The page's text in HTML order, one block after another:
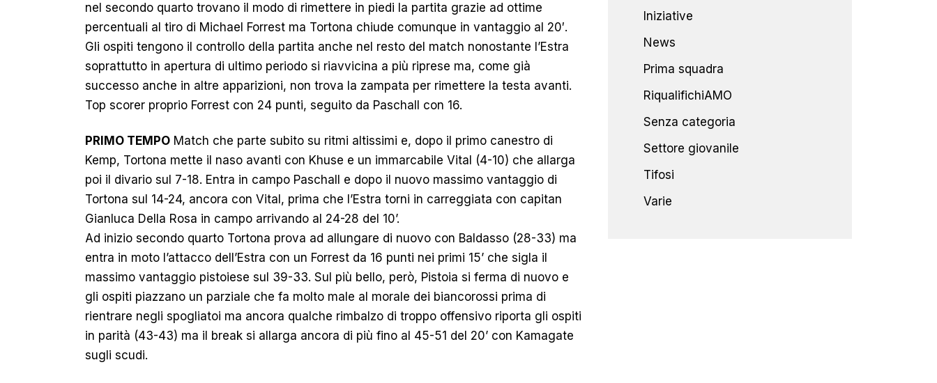
nel secondo quarto trovano il modo di rimettere in piedi la partita grazie ad ottime
percentuali al tiro di Michael Forrest ma Tortona chiude comunque in vantaggio al 20′.
Gli ospiti tengono il controllo della partita anche nel resto del match nonostante l’Estra
soprattutto in apertura di ultimo periodo si riavvicina a più riprese ma, come già
successo anche in altre apparizioni, non trova la zampata per rimettere la testa avanti.
Top scorer proprio Forrest con 24 punti, seguito da Paschall con 16.
PRIMO TEMPO Match che parte subito su ritmi altissimi e, dopo il primo canestro di
Kemp, Tortona mette il naso avanti con Khuse e un immarcabile Vital (4-10) che allarga
poi il divario sul 7-18. Entra in campo Paschall e dopo il nuovo massimo vantaggio di
Tortona sul 14-24, ancora con Vital, prima che l’Estra torni in carreggiata con capitan
Gianluca Della Rosa in campo arrivando al 24-28 del 10’.
Ad inizio secondo quarto Tortona prova ad allungare di nuovo con Baldasso (28-33) ma
entra in moto l’attacco dell’Estra con un Forrest da 16 punti nei primi 15’ che sigla il
massimo vantaggio pistoiese sul 39-33. Sul più bello, però, Pistoia si ferma di nuovo e
gli ospiti piazzano un parziale che fa molto male al morale dei biancorossi prima di
rientrare negli spogliatoi ma ancora qualche rimbalzo di troppo offensivo riporta gli ospiti
in parità (43-43) ma il break si allarga ancora di più fino al 45-51 del 20’ con Kamagate
sugli scudi.
Iniziative
News
Prima squadra
RiqualifichiAMO
Senza categoria
Settore giovanile
Tifosi
Varie